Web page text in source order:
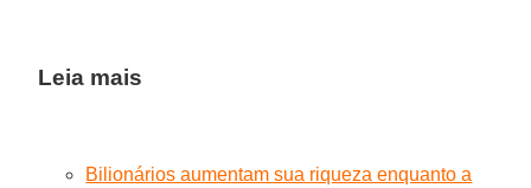
Leia mais
Bilionários aumentam sua riqueza enquanto a